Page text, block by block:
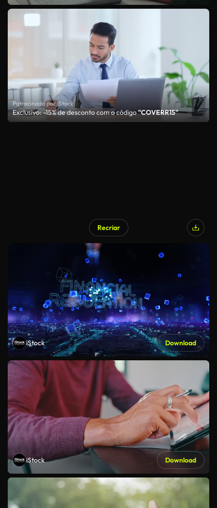
Patrocinado por iStock
Exclusivo: -15% de desconto com o código"COVERR15"
Recriar
iStock Download
iStock Download